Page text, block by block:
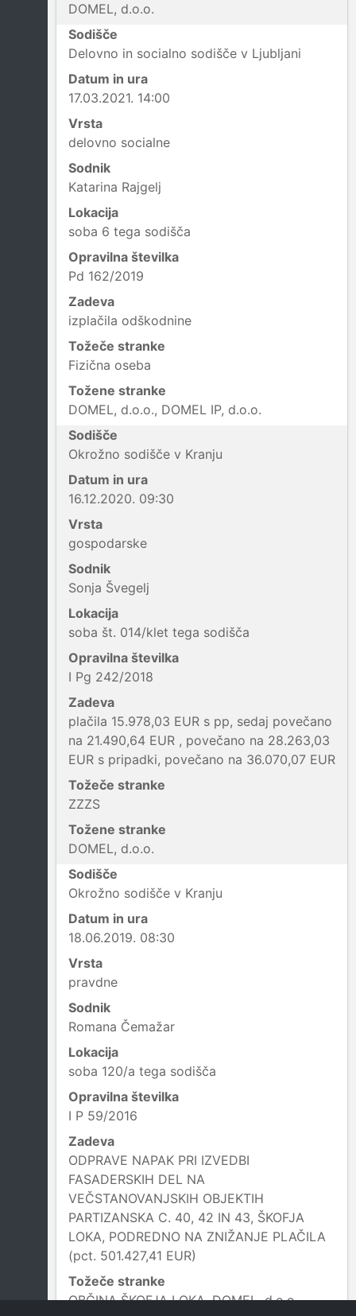
DOMEL, d.o.o.
Sodišče
Delovno in socialno sodišče v Ljubljani
Datum in ura
17.03.2021. 14:00
Vrsta
delovno socialne
Sodnik
Katarina Rajgelj
Lokacija
soba 6 tega sodišča
Opravilna številka
Pd 162/2019
Zadeva
izplačila odškodnine
Tožeče stranke
Fizična oseba
Tožene stranke
DOMEL, d.o.o., DOMEL IP, d.o.o.
Sodišče
Okrožno sodišče v Kranju
Datum in ura
16.12.2020. 09:30
Vrsta
gospodarske
Sodnik
Sonja Švegelj
Lokacija
soba št. 014/klet tega sodišča
Opravilna številka
I Pg 242/2018
Zadeva
plačila 15.978,03 EUR s pp, sedaj povečano
na 21.490,64 EUR , povečano na 28.263,03
EUR s pripadki, povečano na 36.070,07 EUR
Tožeče stranke
ZZZS
Tožene stranke
DOMEL, d.o.o.
Sodišče
Okrožno sodišče v Kranju
Datum in ura
18.06.2019. 08:30
Vrsta
pravdne
Sodnik
Romana Čemažar
Lokacija
soba 120/a tega sodišča
Opravilna številka
I P 59/2016
Zadeva
ODPRAVE NAPAK PRI IZVEDBI
FASADERSKIH DEL NA
VEČSTANOVANJSKIH OBJEKTIH
PARTIZANSKA C. 40, 42 IN 43, ŠKOFJA
LOKA, PODREDNO NA ZNIŽANJE PLAČILA
(pct. 501.427,41 EUR)
Tožeče stranke
OBČINA ŠKOFJA LOKA, DOMEL, d.o.o.,